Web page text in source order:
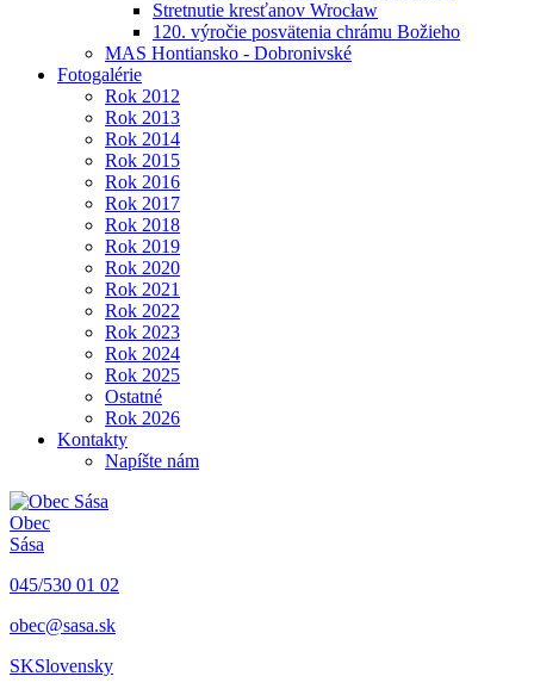
Stretnutie kresťanov Wrocław
120. výročie posvätenia chrámu Božieho
MAS Hontiansko - Dobronivské
Fotogalérie
Rok 2012
Rok 2013
Rok 2014
Rok 2015
Rok 2016
Rok 2017
Rok 2018
Rok 2019
Rok 2020
Rok 2021
Rok 2022
Rok 2023
Rok 2024
Rok 2025
Ostatné
Rok 2026
Kontakty
Napíšte nám
Obec
Sása
045/530 01 02
obec@sasa.sk
SKSlovensky